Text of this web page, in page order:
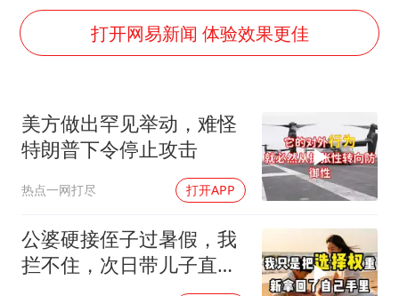
2025年小学教师减少13.19万
王艺迪无缘横滨赛决赛
于东来直播和胖东来核心团队开会
上海大部迎大暴雨
《龙餐馆》 冲奖
蒯曼挺进WTT横滨冠军赛女单四强
构建更高水平的全民健身公共服务体系
打开网易新闻 体验效果更佳
美方做出罕见举动，难怪
特朗普下令停止攻击
热点一网打尽 打开APP
公婆硬接侄子过暑假，我
拦不住，次日带儿子直飞